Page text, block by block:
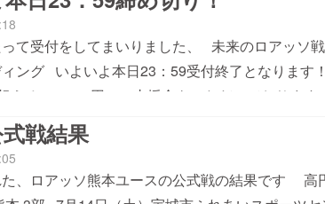
25（水）19：00キックオフでレノファ山口と
ムです。 なかなか勝利を掴めず、苦しい戦い
てトレーニングに励んでいます。 多くのみなさ
きな力になります！ みなさまのご来場をお待
て受付をしてまいりました、 未来のロアッソ
ング いよいよ本日23：59受付終了となります
える534,000円のご支援金をいただいております
謝申し上げます。 本日、ロアッソ熊本ユースの
。 そして今週末いよいよ大会を迎えます。 第42回日本クラブユー
権（U-18）大会 【グループステージ】Hグルー
金沢、ロアッソ熊本【ロアッソ熊本ユース試
戦結果
ッソ熊本ユースの公式戦の結果です 高円宮杯 JFA U-18サッカー